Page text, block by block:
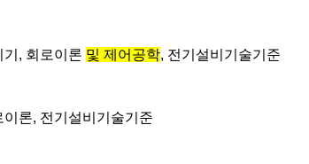
기, 회로이론 및 제어공학, 전기설비기술기준
론, 전기설비기술기준